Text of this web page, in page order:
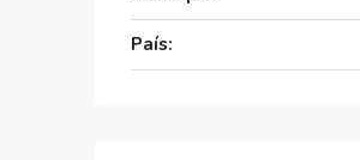
País: